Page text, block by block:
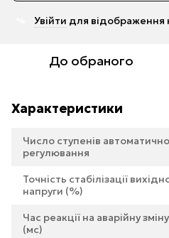
Увійти для відображення
До обраного
Характеристики
Число ступенів
регулювання
Точність стабілізації
напруги (%)
Час реакції на аварійну
(мс)